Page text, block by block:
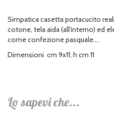
Simpatica casetta portacucito
cotone, tela aida (all'interno) ed
come confezione pasquale....
Dimensioni cm 9x11; h cm 11
Lo sapevi che...